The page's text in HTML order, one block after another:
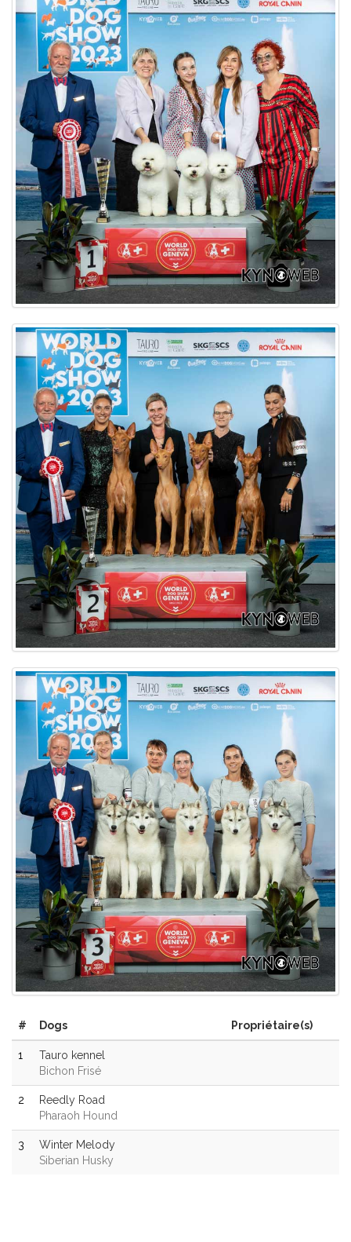
# Dogs Propriétaire(s)
1
Tauro kennel
Bichon Frisé
2
Reedly Road
Pharaoh Hound
3
Winter Melody
Siberian Husky